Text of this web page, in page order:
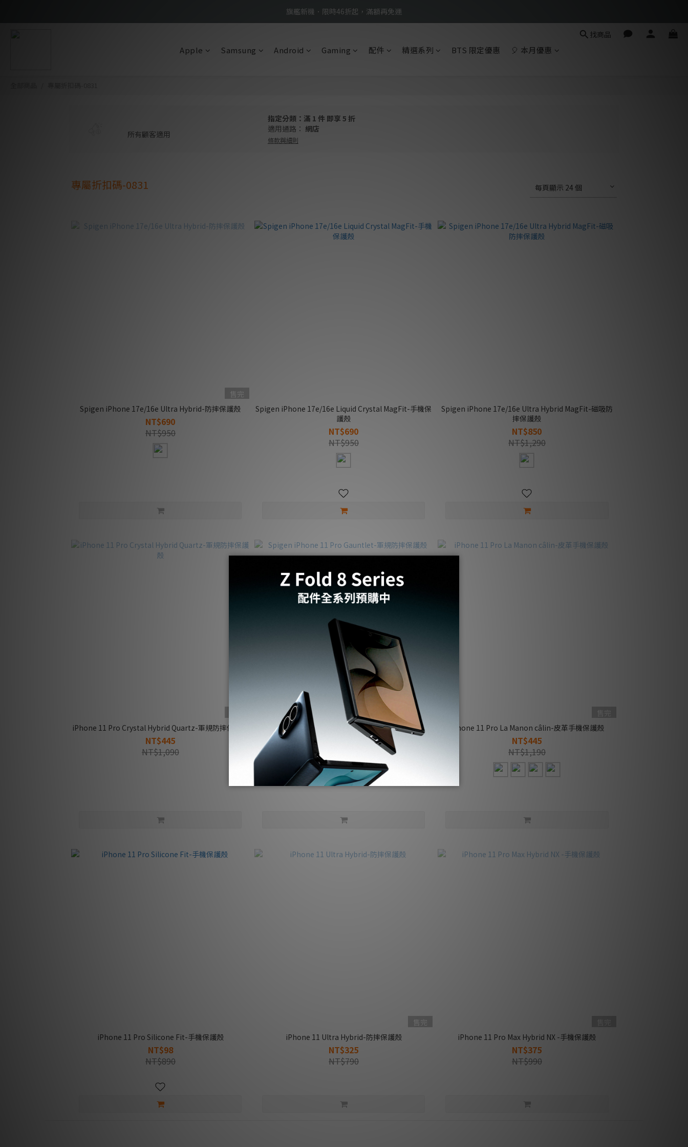
BTS限定優惠滿額現折再送好禮 → 手刀下單
BTS限定優惠滿額現折再送好禮 → 手刀下單
找商品
Apple Samsung Android Gaming 配件 精選系列 BTS 限定優惠 🎈 本月優惠
所有顧客適用
指定分類：滿 1 件 即享 5 折
適用通路： 網店
條款與細則
專屬折扣碼-0831 每頁顯示 24 個
售完
Spigen iPhone 17e/16e Ultra Hybrid-防摔保護殼
NT$690
NT$950
Spigen iPhone 17e/16e Liquid Crystal MagFit-手機保
護殼
NT$690
NT$950
Spigen iPhone 17e/16e Ultra Hybrid MagFit-磁吸防
摔保護殼
NT$850
NT$1,290
iPhone 11 Pro Crystal Hybrid Quartz-軍規防摔保護殼
NT$445
NT$1,090
售完
Spigen iPhone 11 Pro Gauntlet-軍規防摔保護殼
iPhone 11 Pro La Manon câlin-皮革手機保護殼
NT$445
NT$1,190
iPhone 11 Pro Silicone Fit-手機保護殼
NT$98
NT$890
售完
iPhone 11 Ultra Hybrid-防摔保護殼
NT$325
NT$790
iPhone 11 Pro Max Hybrid NX -手機保護殼
NT$375
NT$990